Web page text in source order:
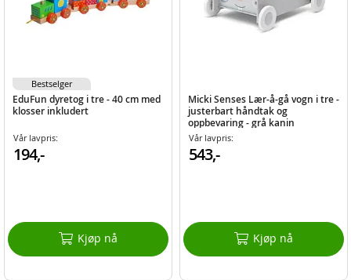
EduFun dyretog i tre - 40 cm med
klosser inkludert
Vår lavpris:
194,-
Kjøp nå
Bestselger
Micki Senses Lær-å-gå vogn i tre -
justerbart håndtak og
oppbevaring - grå kanin
Vår lavpris:
543,-
Kjøp nå